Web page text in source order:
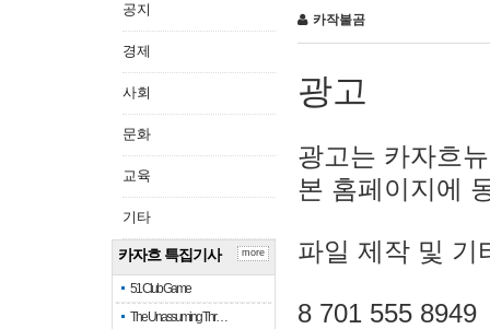
공지
경제
사회
문화
교육
기타
카자흐 특집기사
51 Club Game
The Unassuming Thr…
more
카작불곰
광고
광고는 카자흐
본 홈페이지에
파일 제작 및 기
8 701 555 8949